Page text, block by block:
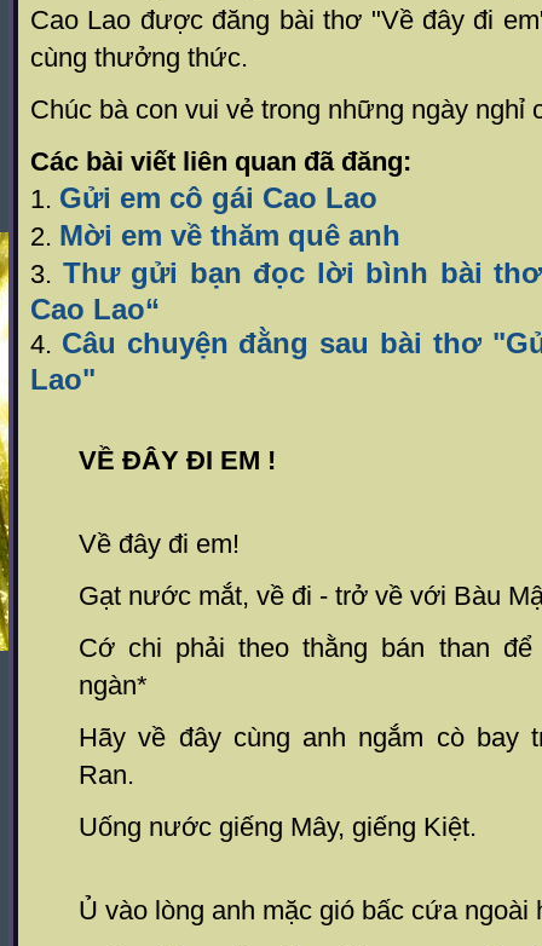
Cao Lao được đăng bài thơ "Về đây đi
cùng thưởng thức.
Chúc bà con vui vẻ trong những ngày nghỉ
Các bài viết liên quan đã đăng:
1. Gửi em cô gái Cao Lao
2. Mời em về thăm quê anh
3. Thư gửi bạn đọc lời bình bài
Cao Lao“
4. Câu chuyện đằng sau bài thơ
Lao"
VỀ ĐÂY ĐI EM !
Về đây đi em!
Gạt nước mắt, về đi - trở về với Bàu
Cớ chi phải theo thằng bán than
ngàn*
Hãy về đây cùng anh ngắm cò bay
Ran.
Uống nước giếng Mây, giếng Kiệt.
Ủ vào lòng anh mặc gió bấc cứa ngoài